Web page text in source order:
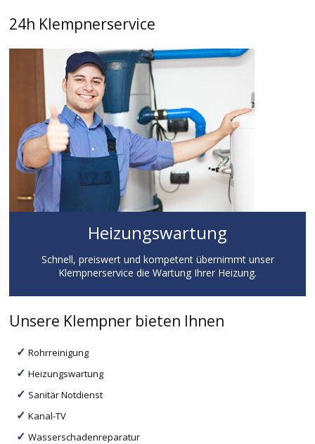
24h Klempnerservice
Heizungswartung
Schnell, preiswert und kompetent übernimmt unser
Klempnerservice die Wartung Ihrer Heizung.
Unsere Klempner bieten Ihnen
Rohrreinigung
Heizungswartung
Sanitär Notdienst
Kanal-TV
Wasserschadenreparatur